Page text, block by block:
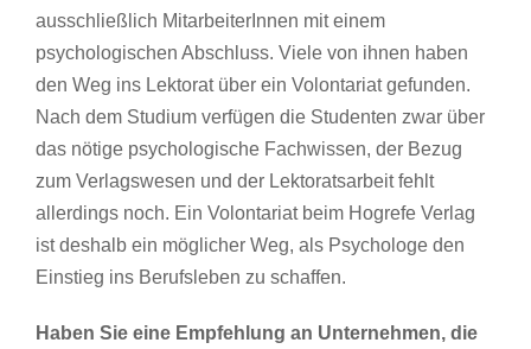
ausschließlich MitarbeiterInnen mit einem
psychologischen Abschluss. Viele von ihnen haben
den Weg ins Lektorat über ein Volontariat gefunden.
Nach dem Studium verfügen die Studenten zwar über
das nötige psychologische Fachwissen, der Bezug
zum Verlagswesen und der Lektoratsarbeit fehlt
allerdings noch. Ein Volontariat beim Hogrefe Verlag
ist deshalb ein möglicher Weg, als Psychologe den
Einstieg ins Berufsleben zu schaffen.
Haben Sie eine Empfehlung an Unternehmen, die